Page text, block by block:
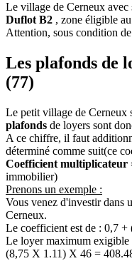
Le village de Cerneux avec
Duflot B2 , zone éligible
Attention, sous condition
Les plafonds de
(77)
Le petit village de Cerneux
plafonds de loyers sont
A ce chiffre, il faut
déterminé comme suit(ce
Coefficient multiplicateur
immobilier)
Prenons un exemple :
Vous venez d'investir dans
Cerneux.
Le coefficient est de : 0,7 +
Le loyer maximum exigible
(8,75 X 1.11) X 46 =